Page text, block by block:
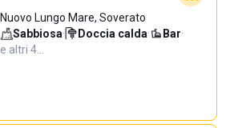
Nuovo Lungo Mare, Soverato
Sabbiosa· Doccia calda· Bar·
e altri 4…